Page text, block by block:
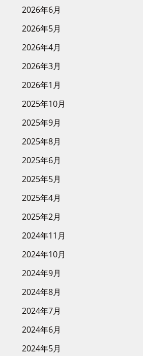
2026年6月
2026年5月
2026年4月
2026年3月
2026年1月
2025年10月
2025年9月
2025年8月
2025年6月
2025年5月
2025年4月
2025年2月
2024年11月
2024年10月
2024年9月
2024年8月
2024年7月
2024年6月
2024年5月